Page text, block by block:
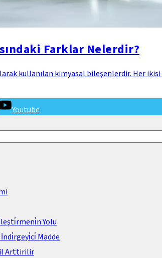
Farklar Nelerdir?
kullanılan kimyasal bileşenlerdir. Her
Youtube
Yolu
Madde
Arttirilir